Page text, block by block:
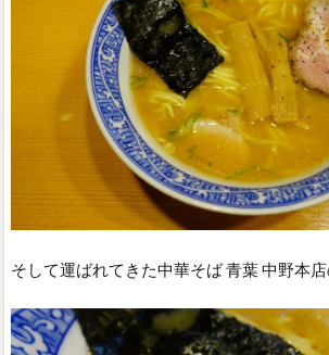
そして運ばれてきた中華そば 青葉 中野本